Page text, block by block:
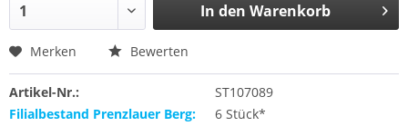
In den Warenkorb
Merken Bewerten
Artikel-Nr.:
ST107089
Filialbestand Prenzlauer Berg:
6 Stück*